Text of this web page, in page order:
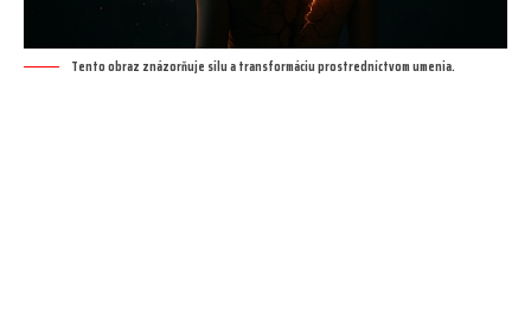
Tento obraz znázorňuje silu a transformáciu prostredníctvom umenia.